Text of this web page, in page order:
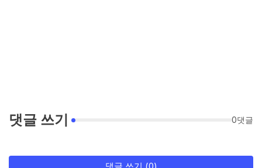
댓글 쓰기 0댓글
댓글 쓰기 (0)